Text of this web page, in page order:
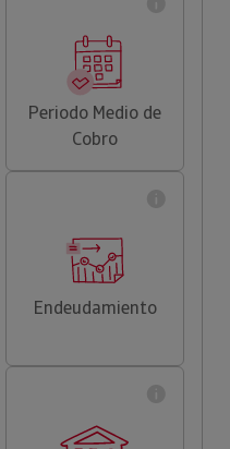
Periodo Medio de
Cobro
Endeudamiento